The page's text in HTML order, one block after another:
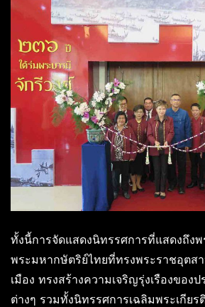
ทั้งนี้การจัดแสดงนิทรรศการที่แสดงถึง
พระมหากษัตริย์ไทยที่ทรงพระราชอุตส
เมือง ทรงสร้างความเจริญรุ่งเรืองของ
ต่างๆ รวมทั้งนิทรรศการเฉลิมพระเกีย